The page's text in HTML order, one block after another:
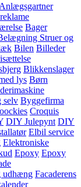
Anlægsgartner
Bager
Struer og
Bilen Billeder
Blikkenslager
lys Børn
selv Byggefirma
Croquis
DIY Julepynt DIY
Elbil service
Elektroniske
Epoxy Epoxy
udhæng Facaderens